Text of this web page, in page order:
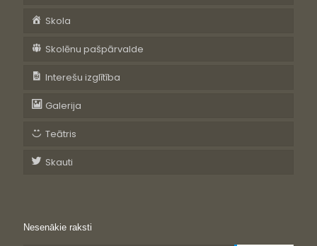
Skola
Skolēnu pašpārvalde
Interešu izglītība
Galerija
Teātris
Skauti
Nesenākie raksti